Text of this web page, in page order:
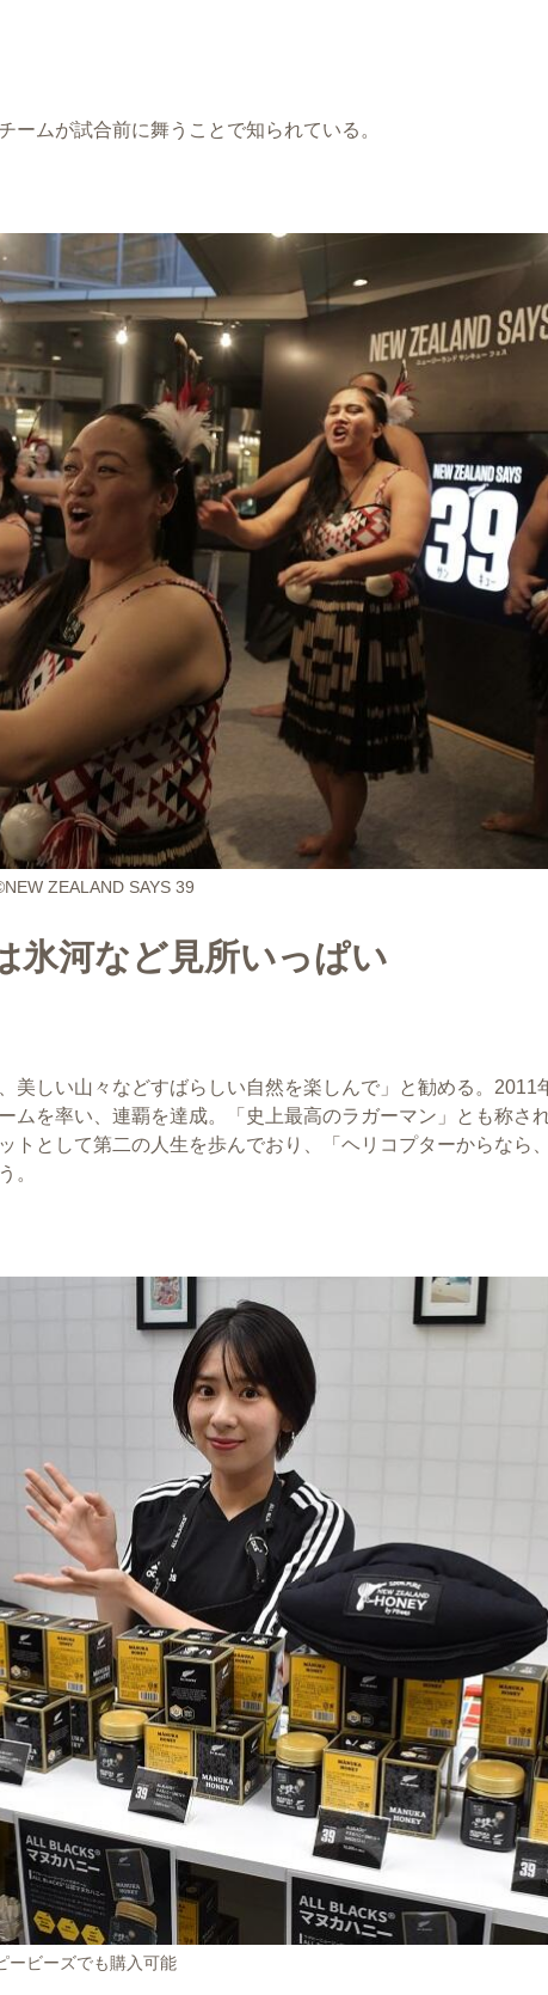
ームが試合前に舞うことで知られている。
ZEALAND SAYS 39
氷河など見所いっぱい
美しい山々などすばらしい自然を楽しんで」と勧める。2011
ムを率い、連覇を達成。「史上最高のラガーマン」とも称さ
トとして第二の人生を歩んでおり、「ヘリコプターからなら
。
ービーズでも購入可能